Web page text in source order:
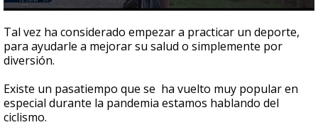
seconds
of
4
minutes,
seconds
Tal vez ha considerado empezar a practicar un deporte,
para ayudarle a mejorar su salud o simplemente por
diversión.
Existe un pasatiempo que se ha vuelto muy popular en
especial durante la pandemia estamos hablando del
ciclismo.